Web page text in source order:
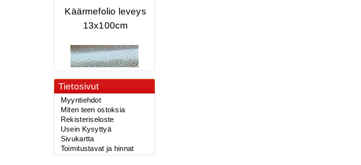
13x100cm
2.90€
vaappufolio,Käärme...
Tietosivut
Myyntiehdot
Miten teen ostoksia
Rekisteriseloste
Usein Kysyttyä
Sivukartta
Toimitustavat ja hinnat